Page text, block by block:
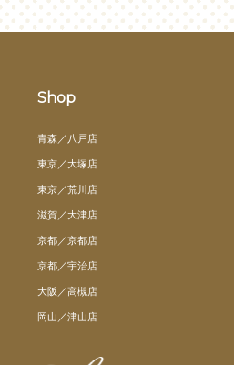
Shop
青森／八戸店
東京／大塚店
東京／荒川店
滋賀／大津店
京都／京都店
京都／宇治店
大阪／高槻店
岡山／津山店